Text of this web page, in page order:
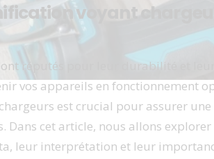
voyant
réputés pour leur durabilité et
vos appareils en fonctionnement
est crucial pour assurer
Dans cet article, nous allons
leur interprétation et leur